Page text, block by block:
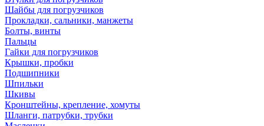
Шайбы для погрузчиков
Прокладки, сальники, манжеты
Болты, винты
Пальцы
Гайки для погрузчиков
Крышки, пробки
Подшипники
Шпильки
Шкивы
Кронштейны, крепление, хомуты
Шланги, патрубки, трубки